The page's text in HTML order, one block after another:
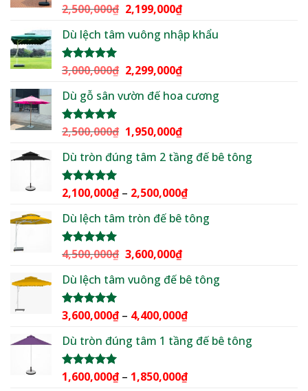
Được xếp
5 sao
2,500,000₫ Giá
là:
2,199,000₫Giá
tại
2,199,000₫.
Dù lệch tâm vuông nhập khẩu
Được xếp
5 sao
3,000,000₫ Giá
là:
2,299,000₫Giá
tại
2,299,000₫.
Dù gỗ sân vườn đế hoa cương
Được xếp
5 sao
2,500,000₫ Giá
là:
1,950,000₫Giá
tại
1,950,000₫.
Dù tròn đúng tâm 2 tầng đế bê tông
Được xếp
5 sao
2,100,000₫ – 2,500,000₫Khoảng
từ
Dù lệch tâm tròn đế bê tông
Được xếp
5 sao
4,500,000₫ Giá
là:
3,600,000₫Giá
tại
3,600,000₫.
Dù lệch tâm vuông đế bê tông
Được xếp
5 sao
3,600,000₫ – 4,400,000₫Khoảng
từ
đến
Dù tròn đúng tâm 1 tầng đế bê tông
Được xếp
1,600,000₫ – 1,850,000₫Khoảng